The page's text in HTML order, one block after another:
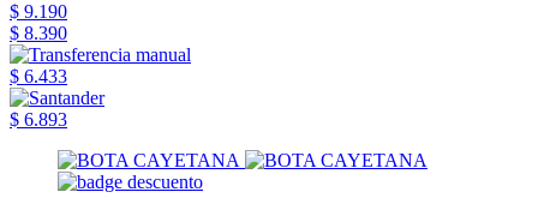
$ 9.190
$ 8.390
$ 6.433
$ 6.893